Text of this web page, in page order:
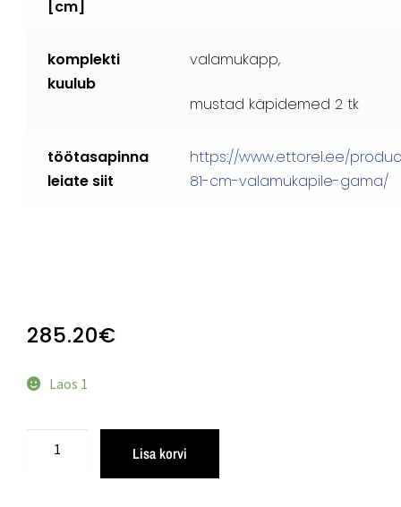
[cm]
komplekti
kuulub
valamukapp,
mustad käpidemed 2 tk
töötasapinna
leiate siit
https://www.ettorel.ee/
81-cm-valamukapile-gama/
285.20€
Laos 1
Lisa korvi